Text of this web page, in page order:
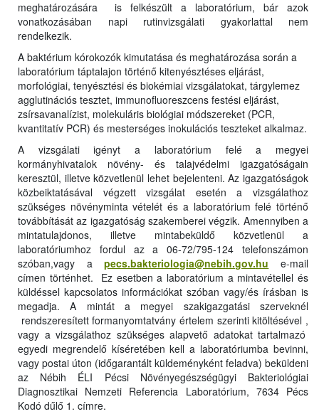
meghatározására is felkészült a laboratórium, bár azok
vonatkozásában napi rutinvizsgálati gyakorlattal nem
rendelkezik.
A baktérium kórokozók kimutatása és meghatározása során a
laboratórium táptalajon történő kitenyésztéses eljárást,
morfológiai, tenyésztési és biokémiai vizsgálatokat, tárgylemez
agglutinációs tesztet, immunofluoreszcens festési eljárást,
zsírsavanalízist, molekuláris biológiai módszereket (PCR,
kvantitatív PCR) és mesterséges inokulációs teszteket alkalmaz.
A vizsgálati igényt a laboratórium felé a megyei
kormányhivatalok növény- és talajvédelmi igazgatóságain
keresztül, illetve közvetlenül lehet bejelenteni. Az igazgatóságok
közbeiktatásával végzett vizsgálat esetén a vizsgálathoz
szükséges növényminta vételét és a laboratórium felé történő
továbbítását az igazgatóság szakemberei végzik. Amennyiben a
mintatulajdonos, illetve mintabeküldő közvetlenül a
laboratóriumhoz fordul az a06-72/795-124 telefonszámon
szóban,vagy apecs.bakteriologia@nebih.gov.hu e-mail
címen történhet. Ez esetben a laboratórium a mintavétellel és
küldéssel kapcsolatos információkat szóban vagy/és írásban is
megadja. A mintát a megyei szakigazgatási szerveknél
rendszeresített formanyomtatvány értelem szerinti kitöltésével ,
vagy a vizsgálathoz szükséges alapvető adatokat tartalmazó
egyedi megrendelő kíséretében kell a laboratóriumba bevinni,
vagy postai úton (időgarantált küldeményként feladva) beküldeni
az Nébih ÉLI Pécsi Növényegészségügyi Bakteriológiai
Diagnosztikai Nemzeti Referencia Laboratórium, 7634 Pécs
Kodó dűlő 1. címre.